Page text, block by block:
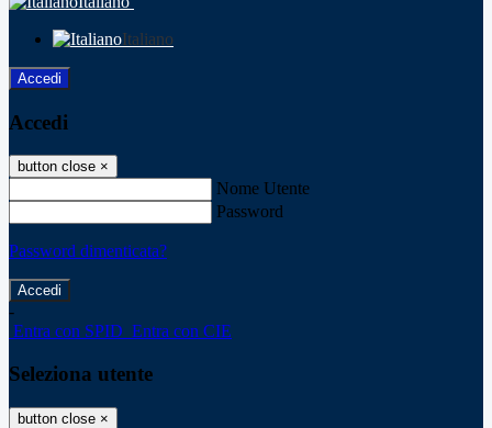
Italiano
Accedi
Accedi
button close ×
Nome Utente
Password
Password dimenticata?
-
Entra con SPID Entra con CIE
Seleziona utente
button close ×